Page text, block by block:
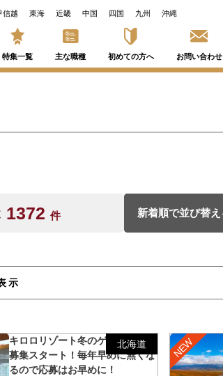
信越 東海 近畿 中国 四国 九州 沖縄
特集一覧 主な職種 初めての方へ お問い合わせ
1372件
示
北海道
キロロリゾート冬のゲレンデ選考
募集スタート！毎年早めに無くな
るので応募はお早めに！